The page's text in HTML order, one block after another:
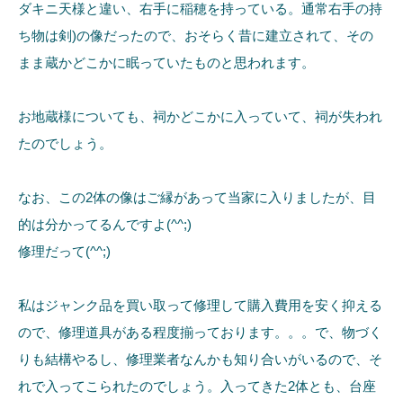
ダキニ天様と違い、右手に稲穂を持っている。通常右手の持
ち物は剣)の像だったので、おそらく昔に建立されて、その
まま蔵かどこかに眠っていたものと思われます。
お地蔵様についても、祠かどこかに入っていて、祠が失われ
たのでしょう。
なお、この2体の像はご縁があって当家に入りましたが、目
的は分かってるんですよ(^^;)
修理だって(^^;)
私はジャンク品を買い取って修理して購入費用を安く抑える
ので、修理道具がある程度揃っております。。。で、物づく
りも結構やるし、修理業者なんかも知り合いがいるので、そ
れで入ってこられたのでしょう。入ってきた2体とも、台座